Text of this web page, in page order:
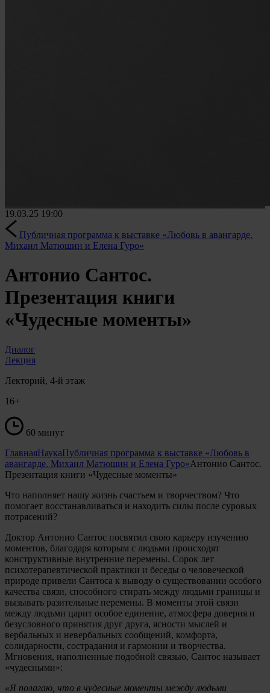
19.03.25 19:00
Публичная программа к выставке «Любовь в авангарде.
Михаил Матюшин и Елена Гуро»
Антонио Сантос.
Презентация книги
«Чудесные моменты»
Диалог
Лекция
Лекторий, 4-й этаж
16+
60 минут
ГлавнаяНаукаПубличная программа к выставке «Любовь в
авангарде. Михаил Матюшин и Елена Гуро»Антонио Сантос.
Презентация книги «Чудесные моменты»
Что наполняет нашу жизнь счастьем и творчеством? Что
помогает восстанавливаться и находить силы после суровых
потрясений?
Доктор Антонио Сантос посвятил свою карьеру изучению
моментов, благодаря которым с людьми происходят
конструктивные внутренние перемены. Сорок лет
психотерапевтической практики и беседы о человеческой
природе привели Сантоса к выводу о существовании особого
качества связи, способного стирать между людьми границы и
вызывать разительные перемены. В моменты этой связи
между людьми царит особое единение, атмосфера доверия и
безусловного принятия друг друга, ясности мыслей и
вербальных и невербальных сообщений, комфорта,
солидарности, сострадания и гармонии и творчества.
Мгновения, наполненные подобной связью, Сантос называет
«чудесными»:
«Я полагаю, что в чудесные моменты между людьми